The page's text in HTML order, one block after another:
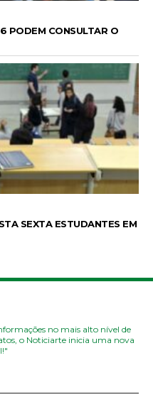
PODEM CONSULTAR O
SEXTA ESTUDANTES EM
no mais alto nível de
o Noticiarte inicia uma nova